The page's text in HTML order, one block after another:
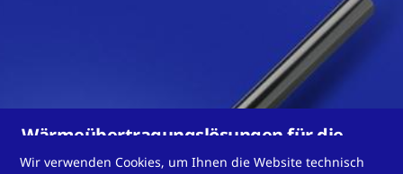
Wärmeübertragungslösungen für die
thermische Wasseraufbereitung
Wir verwenden Cookies, um Ihnen die Website technisch